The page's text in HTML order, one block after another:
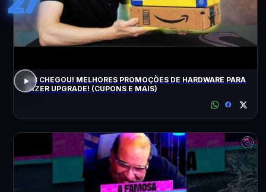
8.8 CHEGOU! MELHORES PROMOÇÕES DE HARDWARE PARA
FAZER UPGRADE! (CUPONS E MAIS)